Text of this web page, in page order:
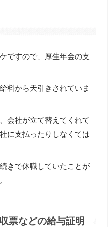
ですので、厚生年金の支
料から天引きされていま
会社が立て替えてくれて
に支払ったりしなくては
きで休職していたことが
票などの給与証明